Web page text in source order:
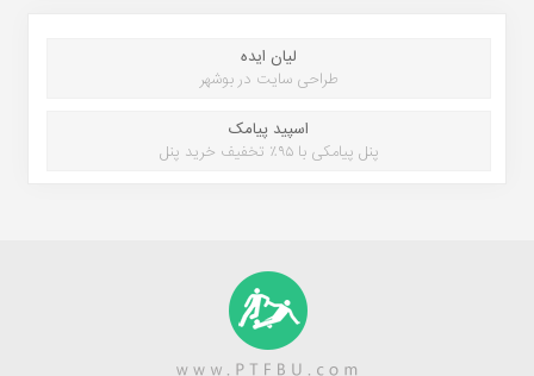
لیان ایده
طراحی سایت در بوشهر
اسپید پیامک
پنل پیامکی با ۹۵٪ تخفیف خرید پنل